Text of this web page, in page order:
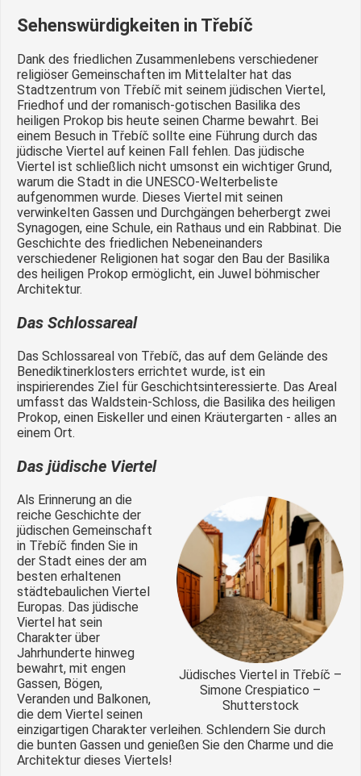
Sehenswürdigkeiten in Třebíč
Dank des friedlichen Zusammenlebens verschiedener
religiöser Gemeinschaften im Mittelalter hat das
Stadtzentrum von Třebíč mit seinem jüdischen Viertel,
Friedhof und der romanisch-gotischen Basilika des
heiligen Prokop bis heute seinen Charme bewahrt. Bei
einem Besuch in Třebíč sollte eine Führung durch das
jüdische Viertel auf keinen Fall fehlen. Das jüdische
Viertel ist schließlich nicht umsonst ein wichtiger Grund,
warum die Stadt in die UNESCO-Welterbeliste
aufgenommen wurde. Dieses Viertel mit seinen
verwinkelten Gassen und Durchgängen beherbergt zwei
Synagogen, eine Schule, ein Rathaus und ein Rabbinat. Die
Geschichte des friedlichen Nebeneinanders
verschiedener Religionen hat sogar den Bau der Basilika
des heiligen Prokop ermöglicht, ein Juwel böhmischer
Architektur.
Das Schlossareal
Das Schlossareal von Třebíč, das auf dem Gelände des
Benediktinerklosters errichtet wurde, ist ein
inspirierendes Ziel für Geschichtsinteressierte. Das Areal
umfasst das Waldstein-Schloss, die Basilika des heiligen
Prokop, einen Eiskeller und einen Kräutergarten - alles an
einem Ort.
Das jüdische Viertel
Jüdisches Viertel in Třebíč –
Simone Crespiatico –
Shutterstock
Als Erinnerung an die
reiche Geschichte der
jüdischen Gemeinschaft
in Třebíč finden Sie in
der Stadt eines der am
besten erhaltenen
städtebaulichen Viertel
Europas. Das jüdische
Viertel hat sein
Charakter über
Jahrhunderte hinweg
bewahrt, mit engen
Gassen, Bögen,
Veranden und Balkonen,
die dem Viertel seinen
einzigartigen Charakter verleihen. Schlendern Sie durch
die bunten Gassen und genießen Sie den Charme und die
Architektur dieses Viertels!